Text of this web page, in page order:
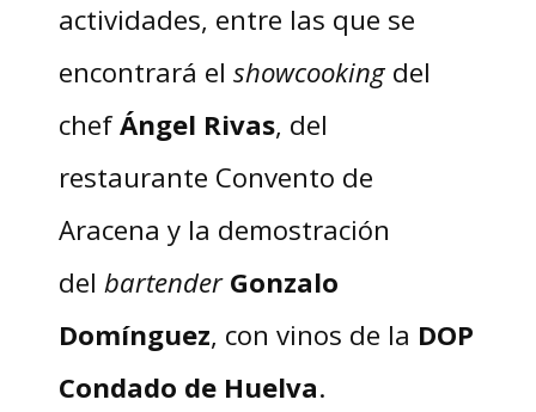
actividades, entre las que se
encontrará el showcookingdel
chefÁngel Rivas, del
restaurante Convento de
Aracena y la demostración
del bartender Gonzalo
Domínguez, con vinos de la DOP
Condado de Huelva.